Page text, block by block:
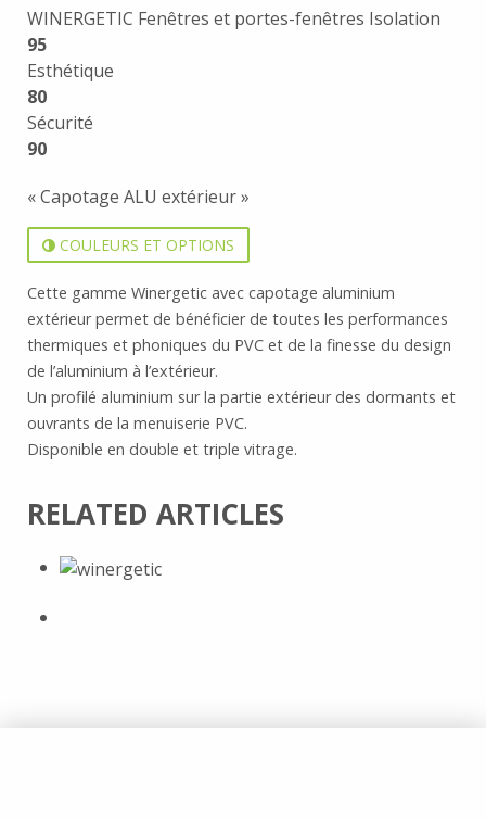
WINERGETIC Fenêtres et portes-fenêtres Isolation
95
Esthétique
80
Sécurité
90
« Capotage ALU extérieur »
COULEURS ET OPTIONS
Cette gamme Winergetic avec capotage aluminium
extérieur permet de bénéficier de toutes les performances
thermiques et phoniques du PVC et de la finesse du design
de l’aluminium à l’extérieur.
Un profilé aluminium sur la partie extérieur des dormants et
ouvrants de la menuiserie PVC.
Disponible en double et triple vitrage.
RELATED ARTICLES